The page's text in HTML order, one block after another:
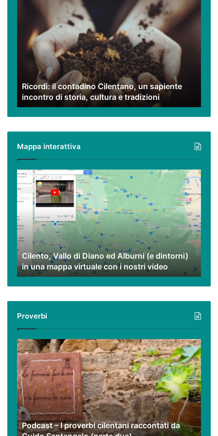
Ricordi:
Cilentano,
sapiente
incontro
storia,
cultura
e
tradizioni
Ricordi: il contadino Cilentano, un sapiente
incontro di storia, cultura e tradizioni
Mappa interattiva
Cilento,
Vallo
di
Diano
ed
Alburni
(e
dintorni)
una
mappa
virtuale
nostri
video
Cilento, Vallo di Diano ed Alburni (e dintorni)
in una mappa virtuale con i nostri video
Proverbi
Podcast
–
I
proverbi
cilentani
raccontati
da
Guido
Santangelo
Podcast – I proverbi cilentani raccontati da